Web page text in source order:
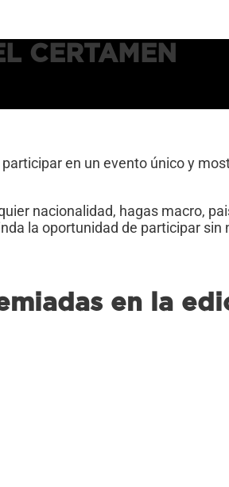
CERTAMEN
en un evento único y
nacionalidad, hagas macro,
la oportunidad de participar sin
en la